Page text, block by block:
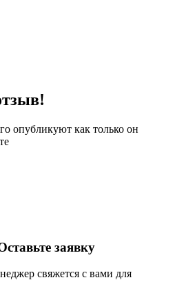
опубликуют как только он
заявку
свяжется с вами для